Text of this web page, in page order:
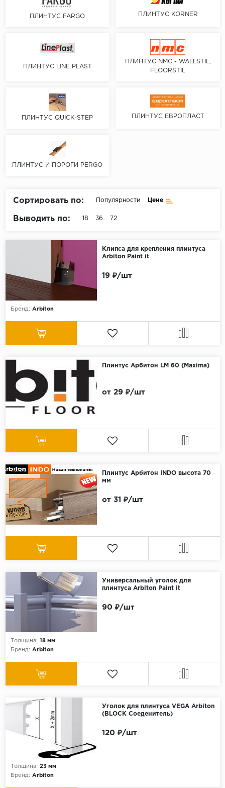
Серый
Коричневый
Страна
Бельгия
Германия
ПЛИНТУС FARGO ПЛИНТУС KORNER
ПЛИНТУС LINE PLAST
ПЛИНТУС NMC - WALLSTIL,
FLOORSTIL
ПЛИНТУС QUICK-STEP ПЛИНТУС ЕВРОПЛАСТ
ПЛИНТУС И ПОРОГИ PERGO
Сортировать по: Популярности Цене
Выводить по: 18 36 72
Клипса для крепления плинтуса
Arbiton Paint it
Бренд: Arbiton
19 ₽/шт
Плинтус Арбитон LM 60 (Maxima)
от 29 ₽/шт
Плинтус Арбитон INDO высота 70
мм
от 31 ₽/шт
Универсальный уголок для
плинтуса Arbiton Paint it
Толщина: 18 мм
Бренд: Arbiton
90 ₽/шт
Уголок для плинтуса VEGA Arbiton
(BLOCK Соеденитель)
Толщина: 23 мм
Бренд: Arbiton
120 ₽/шт